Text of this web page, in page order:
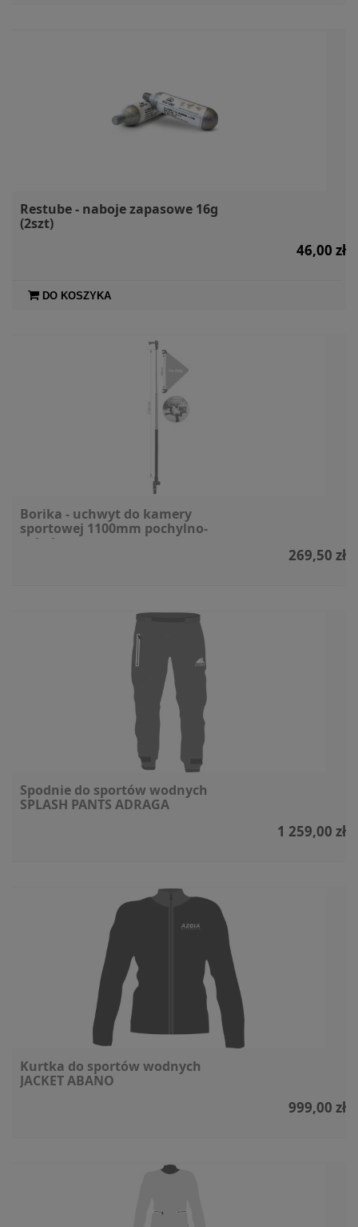
Restube - naboje zapasowe 16g
(2szt)
46,00 zł
DO KOSZYKA
Borika - uchwyt do kamery
sportowej 1100mm pochylno-
uchylny
269,50 zł
Spodnie do sportów wodnych
SPLASH PANTS ADRAGA
1 259,00 zł
Kurtka do sportów wodnych
JACKET ABANO
999,00 zł